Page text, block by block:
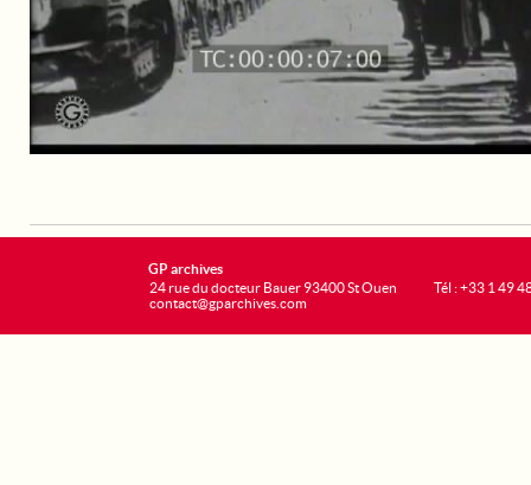
GP archives
24 rue du docteur Bauer 93400 St Ouen
contact@gparchives.com
Tél : +33 1 49